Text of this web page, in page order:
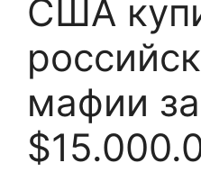
США
мафии за